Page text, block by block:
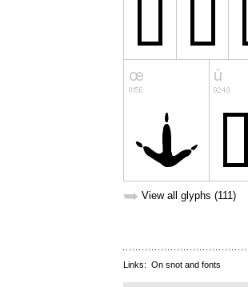
➥ View all glyphs (111)
Links: On snot and fonts